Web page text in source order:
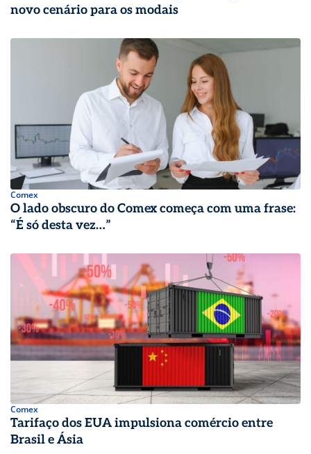
novo cenário para os modais
Comex
O lado obscuro do Comex começa com uma frase:
“É só desta vez…”
Comex
Tarifaço dos EUA impulsiona comércio entre
Brasil e Ásia